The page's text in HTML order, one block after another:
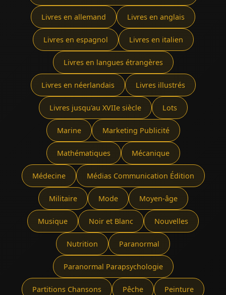
Livres en allemand Livres en anglais
Livres en espagnol Livres en italien
Livres en langues étrangères
Livres en néerlandais Livres illustrés
Livres jusqu'au XVIIe siècle Lots
Marine Marketing Publicité
Mathématiques Mécanique
Médecine Médias Communication Édition
Militaire Mode Moyen-âge
Musique Noir et Blanc Nouvelles
Nutrition Paranormal
Paranormal Parapsychologie
Partitions Chansons Pêche Peinture